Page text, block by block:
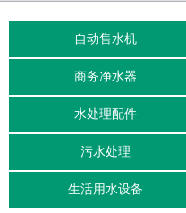
自动售水机
商务净水器
水处理配件
污水处理
生活用水设备